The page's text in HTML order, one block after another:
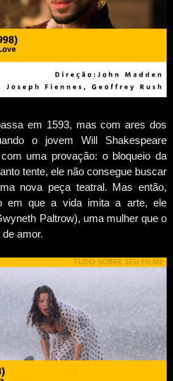
em 1593, mas com ares dos
o jovem Will Shakespeare
uma provação: o bloqueio da
tente, ele não consegue buscar
nova peça teatral. Mas então,
em que a vida imita a arte, ele
Paltrow), uma mulher que o
amor.